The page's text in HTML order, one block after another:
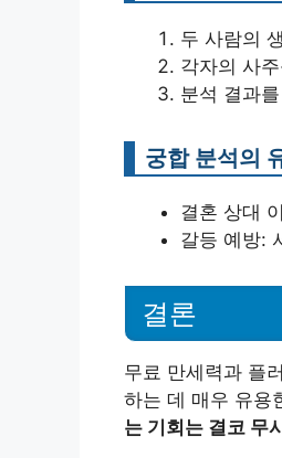
두 사람의
각자의 사
분석 결과
궁합 분석의
결혼 상대
갈등 예방:
결론
무료 만세력과 플
하는 데 매우 유용
는 기회는 결코 무